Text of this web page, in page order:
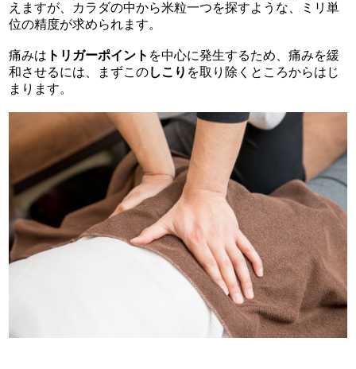
えますが、カラダの中から米粒一つを探すような、ミリ単
位の精度が求められます。
痛みは トリガーポイント を中心に発生するため、痛みを緩
和させるには、まずこのしこり を取り除くところからはじ
まります。